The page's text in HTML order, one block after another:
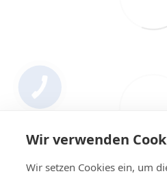
Wir verwenden
Wir setzen Cookies ein, um